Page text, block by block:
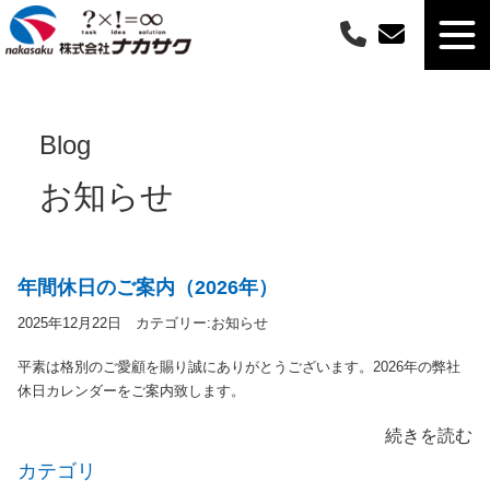
Blog
お知らせ
カテゴリ
年間休日のご案内（2026年）
2025年12月22日 カテゴリー:お知らせ
平素は格別のご愛顧を賜り誠にありがとうございます。2026年の弊社
休日カレンダーをご案内致します。
続きを読む